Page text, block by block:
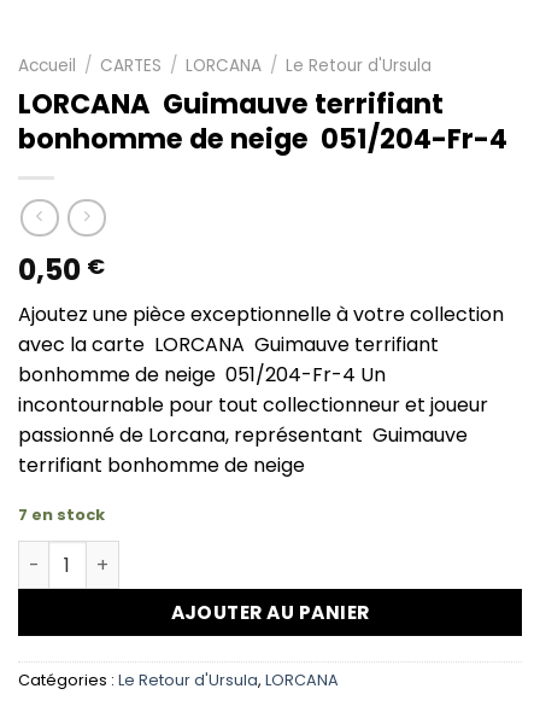
Accueil / CARTES / LORCANA / Le Retour d'Ursula
LORCANA Guimauve terrifiant
bonhomme de neige 051/204-Fr-4
0,50 €
Ajoutez une pièce exceptionnelle à votre collection
avec la carte LORCANA Guimauve terrifiant
bonhomme de neige 051/204-Fr-4 Un
incontournable pour tout collectionneur et joueur
passionné de Lorcana, représentant Guimauve
terrifiant bonhomme de neige
7 en stock
quantité de LORCANA Guimauve terrifiant bonhomme
AJOUTER AU PANIER
Catégories : Le Retour d'Ursula, LORCANA